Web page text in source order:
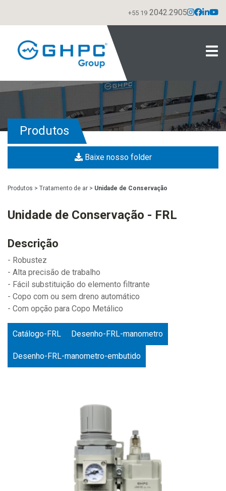
+55 19 2042.2905
Produtos
Baixe nosso folder
Produtos > Tratamento de ar > Unidade de Conservação
Unidade de Conservação - FRL
Descrição
- Robustez
- Alta precisão de trabalho
- Fácil substituição do elemento filtrante
- Copo com ou sem dreno automático
- Com opção para Copo Metálico
Catálogo-FRL Desenho-FRL-manometro
Desenho-FRL-manometro-embutido